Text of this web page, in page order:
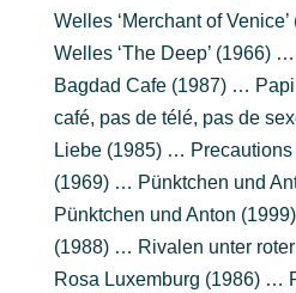
Welles ‘Merchant of
Welles ‘The Deep’ (1966)
Bagdad Cafe (1987) …
café, pas de télé, pas de
Liebe (1985) …
(1969) … Pünktchen und
Pünktchen und Anton
(1988) … Rivalen unter
Rosa Luxemburg (1986) …